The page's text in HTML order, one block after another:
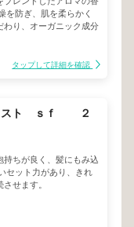
を防ぎ、肌を柔らかく
わり、オーガニック成分
タップして詳細を確認
スト ｓｆ ２
持ちが良く、髪にもみ込
セット力があり、きれ
せます。